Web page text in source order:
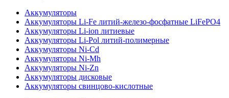
Аккумуляторы
Аккумуляторы Li-Fe литий-железо-фосфатные LiFePO4
Аккумуляторы Li-ion литиевые
Аккумуляторы Li-Pol литий-полимерные
Аккумуляторы Ni-Cd
Аккумуляторы Ni-Mh
Аккумуляторы Ni-Zn
Аккумуляторы дисковые
Аккумуляторы свинцово-кислотные